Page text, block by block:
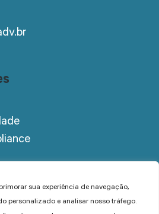
sua experiência de navegação,
personalizado e analisar nosso tráfego.